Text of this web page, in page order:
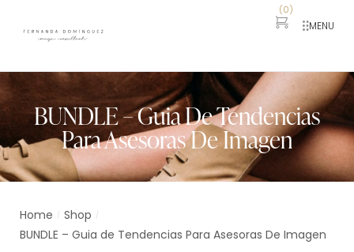
(0)
MENU
BUNDLE – Guia De Tendencias
Para Asesoras De Imagen
Home / Shop /
BUNDLE – Guia de Tendencias Para Asesoras De Imagen